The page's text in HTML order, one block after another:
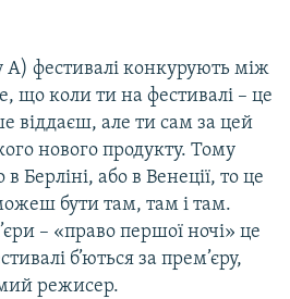
А) фестивалі конкурують між
що коли ти на фестивалі – це
віддаєш, але ти сам за цей
нового продукту. Тому
Берліні, або в Венеції, то це
бути там, там і там.
– «право першої ночі» це
б’ються за прем’єру,
режисер.